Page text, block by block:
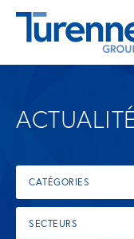
CATÉGORIES
SECTEURS